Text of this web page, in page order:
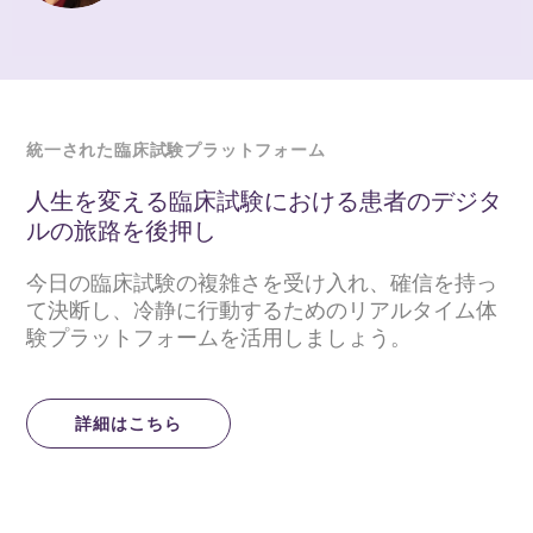
統一された臨床試験プラットフォーム
人生を変える臨床試験における患者のデジタ
ルの旅路を後押し
今日の臨床試験の複雑さを受け入れ、確信を持っ
て決断し、冷静に行動するためのリアルタイム体
験プラットフォームを活用しましょう。
詳細はこちら